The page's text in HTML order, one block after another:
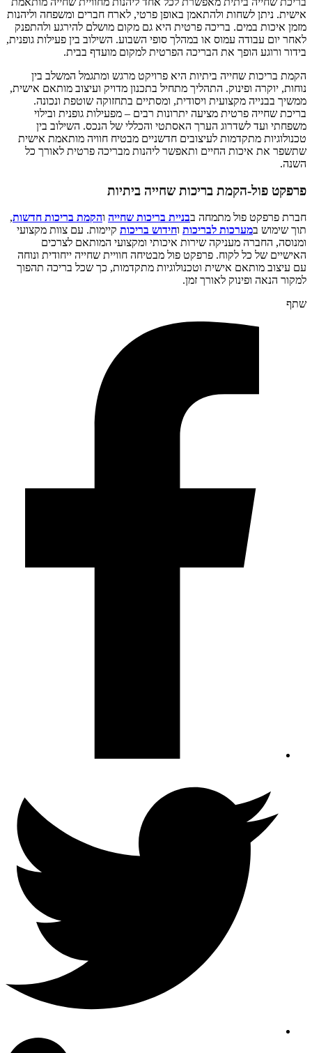
אישית. ניתן לשחות ולהתאמן באופן פרטי, לארח חברים ומשפחה וליהנות
מזמן איכות במים. בריכה פרטית היא גם מקום מושלם להירגע ולהתפנק
לאחר יום עבודה עמוס או במהלך סופי השבוע. השילוב בין פעילות גופנית,
בידור ורוגע הופך את הבריכה הפרטית למקום מועדף בבית.
הקמת בריכות שחייה ביתיות היא פרויקט מרגש ומתגמל המשלב בין
נוחות, יוקרה ופינוק. התהליך מתחיל בתכנון מדויק ועיצוב מותאם אישית,
ממשיך בבנייה מקצועית ויסודית, ומסתיים בתחזוקה שוטפת ונכונה.
בריכת שחייה פרטית מציעה יתרונות רבים – מפעילות גופנית ובילוי
משפחתי ועד לשדרוג הערך האסתטי והכללי של הנכס. השילוב בין
טכנולוגיות מתקדמות לעיצובים חדשניים מבטיח חוויה מותאמת אישית
שתשפר את איכות החיים ותאפשר ליהנות מבריכה פרטית לאורך כל
השנה.
פרפקט פול-הקמת בריכות שחייה ביתיות
חברת פרפקט פול מתמחה בבניית בריכות שחייה והקמת בריכות חדשות,
תוך שימוש במערכות לבריכות וחידוש בריכות קיימות. עם צוות מקצועי
ומנוסה, החברה מעניקה שירות איכותי ומקצועי המותאם לצרכים
האישיים של כל לקוח. פרפקט פול מבטיחה חוויית שחייה ייחודית ונוחה
עם עיצוב מותאם אישית וטכנולוגיות מתקדמות, כך שכל בריכה תהפוך
למקור הנאה ופינוק לאורך זמן.
שתף